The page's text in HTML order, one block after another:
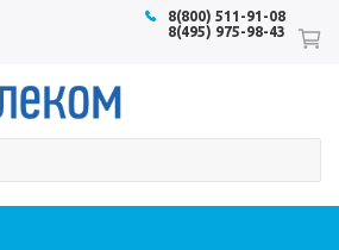
8(800) 511-91-08
8(495) 975-98-43